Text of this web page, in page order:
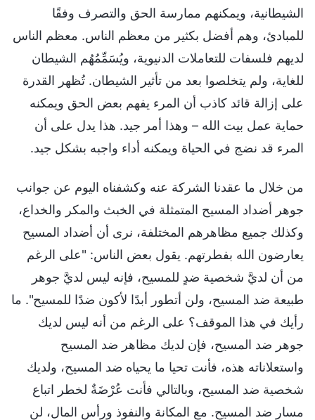
الشيطانية، ويمكنهم ممارسة الحق والتصرف وفقًا
للمبادئ، وهم أفضل بكثير من معظم الناس. معظم الناس
لديهم فلسفات للتعاملات الدنيوية، ويُسَمِّمُهُم الشيطان
للغاية، ولم يتخلصوا بعد من تأثير الشيطان. تُظهر القدرة
على إزالة قائد كاذب أن المرء يفهم بعض الحق ويمكنه
حماية عمل بيت الله – وهذا أمر جيد. هذا يدل على أن
المرء قد نضج في الحياة ويمكنه أداء واجبه بشكل جيد.
من خلال ما عقدنا الشركة عنه وكشفناه اليوم عن جوانب
جوهر أضداد المسيح المتمثلة في الخبث والمكر والخداع،
وكذلك جميع مظاهرهم المختلفة، نرى أن أضداد المسيح
يعارضون الله بفطرتهم. يقول بعض الناس: "على الرغم
من أن لديَّ شخصية ضدٍ للمسيح، فإنه ليس لديَّ جوهر
طبيعة ضد المسيح، ولن أتطور أبدًا لأكون ضدًا للمسيح". ما
رأيك في هذا الموقف؟ على الرغم من أنه ليس لديك
جوهر ضد المسيح، فإن لديك مظاهر ضد المسيح
واستعلاناته هذه، فأنت تحيا ما يحياه ضد المسيح، ولديك
شخصية ضد المسيح، وبالتالي فأنت عُرْضَةٌ لخطر اتباع
مسار ضد المسيح. مع المكانة والنفوذ ورأس المال، لن